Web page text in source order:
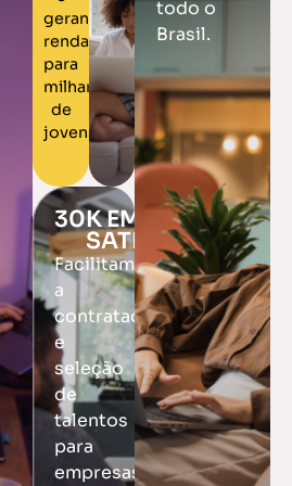
gerando
renda
para
milhares
de
jovens.
30K EMPRESAS
SATISFEITAS
Facilitamos
a
contratação
e
seleção
de
talentos
para
empresas.
todo o
Brasil.